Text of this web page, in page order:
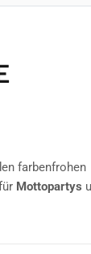
farbenfrohen
Mottopartys